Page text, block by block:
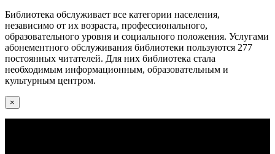
Библиотека обслуживает все категории населения,
независимо от их возраста, профессионального,
образовательного уровня и социального положения. Услугами
абонементного обслуживания библиотеки пользуются 277
постоянных читателей. Для них библиотека стала
необходимым информационным, образовательным и
культурным центром.
×